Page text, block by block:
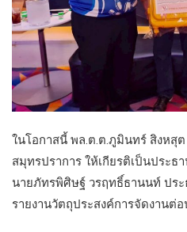
ในโอกาสนี้ พล.ต.ต.ภูมินทร์ สิงหสุ
สมุทรปราการ ให้เกียรติเป็นประ
นายภัทรพิศิษฐ์ วรฤทธิ์ธานนท์ ประ
รายงานวัตถุประสงค์การจัดงานต่